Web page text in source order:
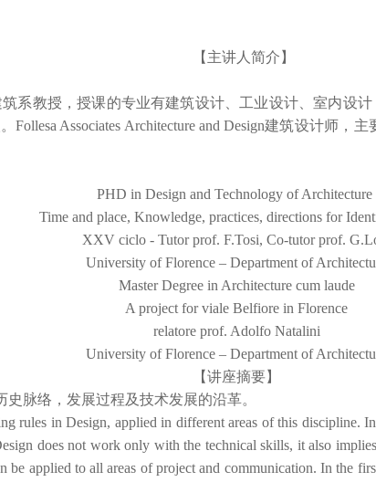
【主讲人简介】
筑系教授，授课的专业有建筑设计、工业设计、室内设
Associates Architecture and Design建筑设计师
PHD in Design and Technology of Architecture
Time and place, Knowledge, practices, directions for
XXV ciclo - Tutor prof. F.Tosi, Co-tutor prof.
University of Florence – Department of
Master Degree in Architecture cum laude
A project for viale Belfiore in Florence
relatore prof. Adolfo Natalini
University of Florence – Department of
【讲座摘要】
脉络，发展过程及技术发展的沿革。
rules in Design, applied in different areas of this discipline.
does not work only with the technical skills, it also
be applied to all areas of project and communication. In the